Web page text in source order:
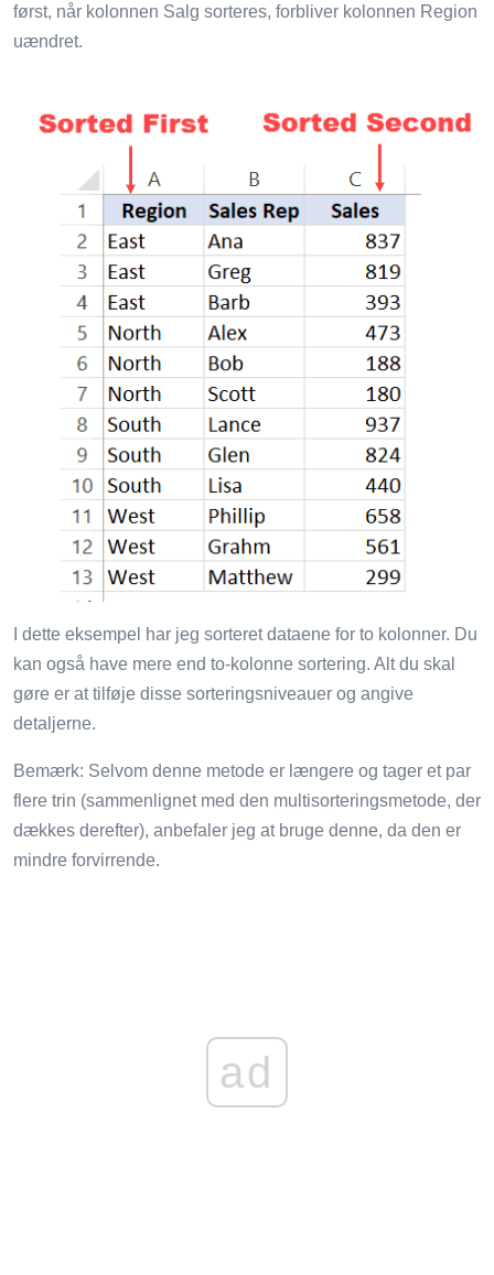
først, når kolonnen Salg sorteres, forbliver kolonnen Region
uændret.
I dette eksempel har jeg sorteret dataene for to kolonner. Du
kan også have mere end to-kolonne sortering. Alt du skal
gøre er at tilføje disse sorteringsniveauer og angive
detaljerne.
Bemærk: Selvom denne metode er længere og tager et par
flere trin (sammenlignet med den multisorteringsmetode, der
dækkes derefter), anbefaler jeg at bruge denne, da den er
mindre forvirrende.
ad